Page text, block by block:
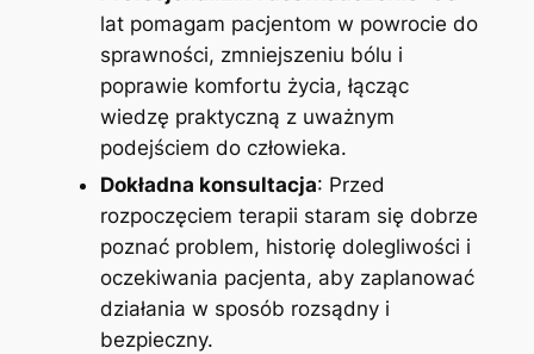
lat pomagam pacjentom w powrocie do
sprawności, zmniejszeniu bólu i
poprawie komfortu życia, łącząc
wiedzę praktyczną z uważnym
podejściem do człowieka.
Dokładna konsultacja: Przed
rozpoczęciem terapii staram się dobrze
poznać problem, historię dolegliwości i
oczekiwania pacjenta, aby zaplanować
działania w sposób rozsądny i
bezpieczny.